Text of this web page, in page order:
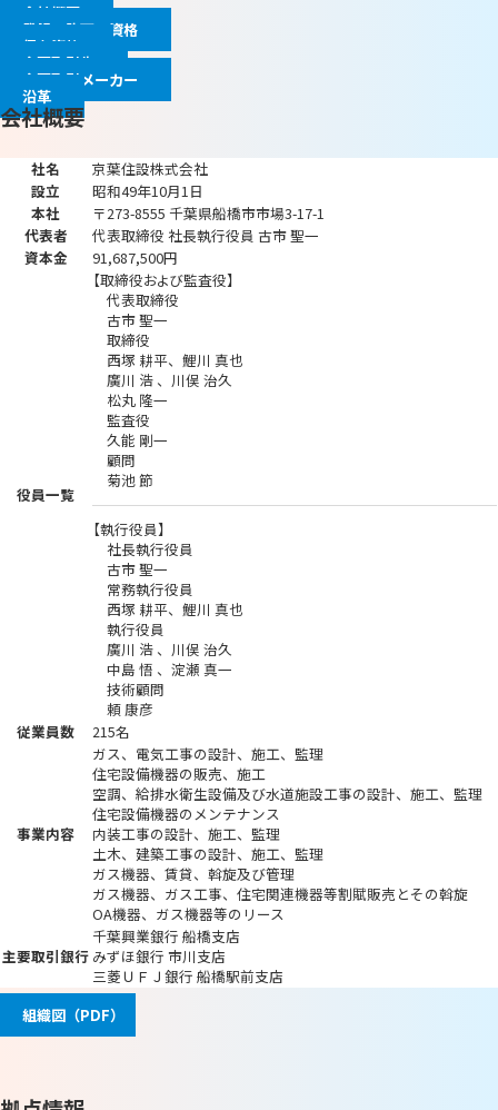
会社概要
登録・許可・資格
保有資格
主要取引先
主要取引メーカー
沿革
会社概要
社名
京葉住設株式会社
設立
昭和49年10月1日
本社
〒273-8555 千葉県船橋市市場3-17-1
代表者
代表取締役 社長執行役員 古市 聖一
資本金
91,687,500円
役員一覧
【取締役および監査役】
代表取締役
古市 聖一
取締役
西塚 耕平、 鯉川 真也
廣川 浩 、 川俣 治久
松丸 隆一
監査役
久能 剛一
顧問
菊池 節
【執行役員】
社長執行役員
古市 聖一
常務執行役員
西塚 耕平、 鯉川 真也
執行役員
廣川 浩 、 川俣 治久
中島 悟 、 淀瀬 真一
技術顧問
頼 康彦
従業員数
215名
事業内容
ガス、電気工事の設計、施工、監理
住宅設備機器の販売、施工
空調、給排水衛生設備及び水道施設工事の設計、施工、監理
住宅設備機器のメンテナンス
内装工事の設計、施工、監理
土木、建築工事の設計、施工、監理
ガス機器、賃貸、斡旋及び管理
ガス機器、ガス工事、住宅関連機器等割賦販売とその斡旋
OA機器、ガス機器等のリース
主要取引銀行
千葉興業銀行 船橋支店
みずほ銀行 市川支店
三菱ＵＦＪ銀行 船橋駅前支店
組織図（PDF）